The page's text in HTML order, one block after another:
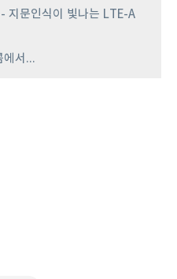
지문인식이 빛나는 LTE-A
에서...